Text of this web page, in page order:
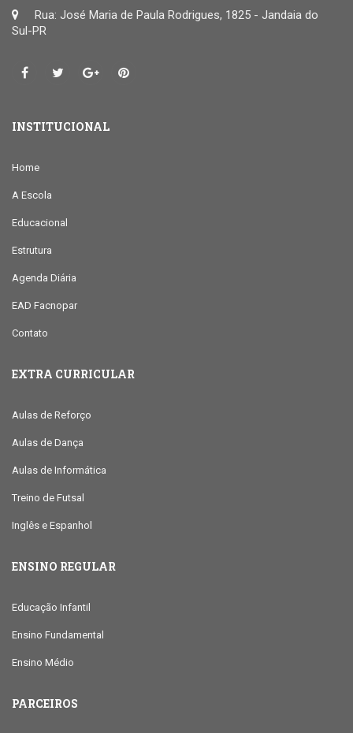
Rua: José Maria de Paula Rodrigues, 1825 - Jandaia do
Sul-PR
INSTITUCIONAL
Home
A Escola
Educacional
Estrutura
Agenda Diária
EAD Facnopar
Contato
EXTRA CURRICULAR
Aulas de Reforço
Aulas de Dança
Aulas de Informática
Treino de Futsal
Inglês e Espanhol
ENSINO REGULAR
Educação Infantil
Ensino Fundamental
Ensino Médio
PARCEIROS